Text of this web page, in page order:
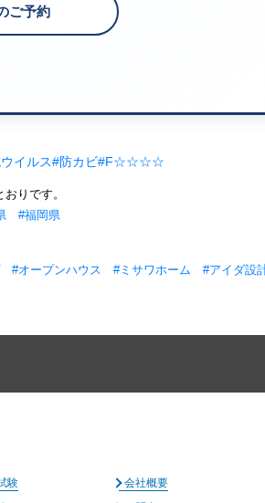
ご予約
イルス#防カビ#F☆☆☆☆
りです。
#福岡県
#オープンハウス #ミサワホーム #アイダ設
験
会社概要